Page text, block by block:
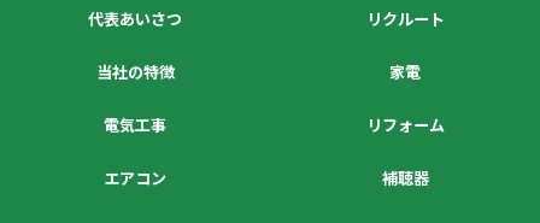
代表あいさつ リクルート
当社の特徴 家電
電気工事 リフォーム
エアコン 補聴器